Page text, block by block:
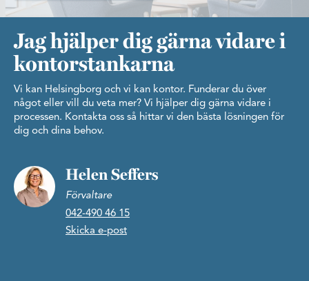
Jag hjälper dig gärna vidare i
kontorstankarna
Vi kan Helsingborg och vi kan kontor. Funderar du över
något eller vill du veta mer? Vi hjälper dig gärna vidare i
processen. Kontakta oss så hittar vi den bästa lösningen för
dig och dina behov.
Helen Seffers
Förvaltare
042-490 46 15
Skicka e-post